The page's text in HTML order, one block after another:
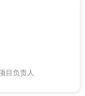
目负责人